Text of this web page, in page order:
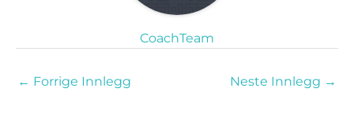
CoachTeam
← Forrige Innlegg Neste Innlegg →